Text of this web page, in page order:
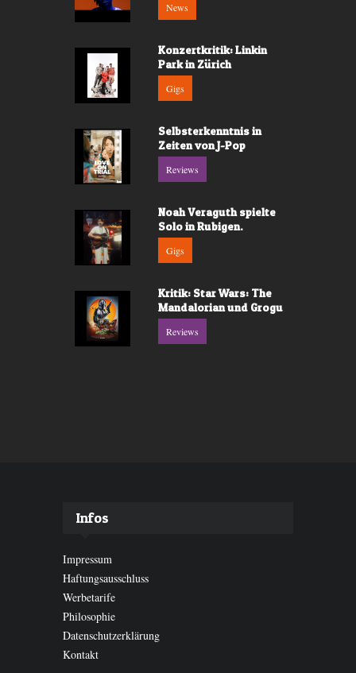
News
Konzertkritik: Linkin
Park in Zürich
Gigs
Selbsterkenntnis in
Zeiten von J-Pop
Reviews
Noah Veraguth spielte
Solo in Rubigen.
Gigs
Kritik: Star Wars: The
Mandalorian und Grogu
Reviews
Infos
Impressum
Haftungsausschluss
Werbetarife
Philosophie
Datenschutzerklärung
Kontakt